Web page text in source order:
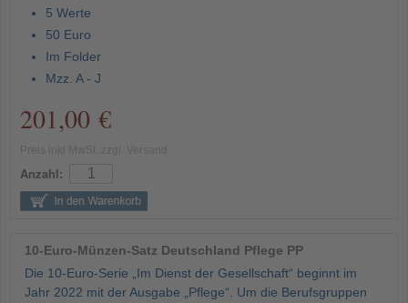
5 Werte
50 Euro
Im Folder
Mzz. A - J
201,00 €
Anzahl:
10-Euro-Münzen-Satz Deutschland Pflege PP
Die 10-Euro-Serie „Im Dienst der Gesellschaft“ beginnt im
Jahr 2022 mit der Ausgabe „Pflege“. Um die Berufsgruppen